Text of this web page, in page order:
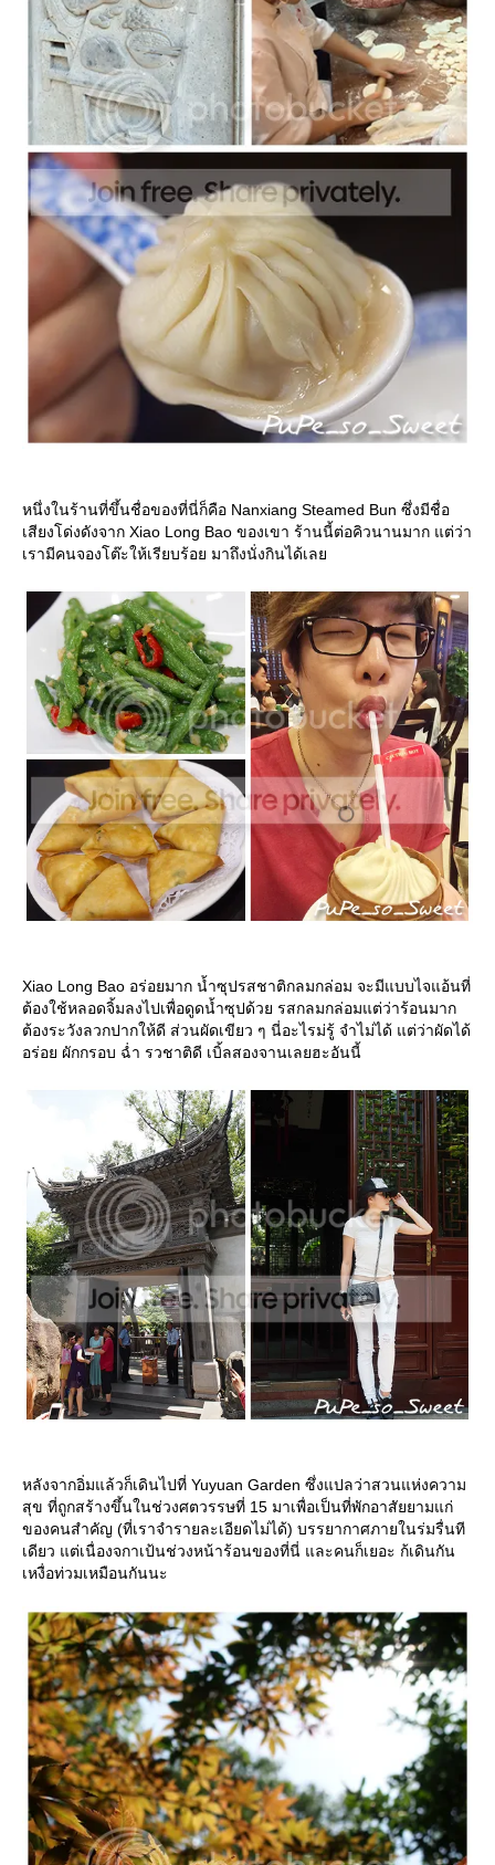
หนึ่งในร้านที่ขึ้นชื่อของที่นี่ก็คือ Nanxiang Steamed Bun ซึ่งมีชื่อ
เสียงโด่งดังจาก Xiao Long Bao ของเขา ร้านนี้ต่อคิวนานมาก แต่ว่า
เรามีคนจองโต๊ะให้เรียบร้อย มาถึงนั่งกินได้เล
Xiao Long Bao อร่อยมาก น้ำซุปรสชาติกลมกล่อม จะมีแบบไจแอ้นที่
ต้องใช้หลอดจิ้มลงไปเพื่อดูดน้ำซุปด้วย รสกลมกล่อมแต่ว่าร้อนมาก
ต้องระวังลวกปากให้ดี ส่วนผัดเขียว ๆ นี่อะไรม่รู้ จำไม่ได้ แต่ว่าผัดได้
อร่อย ผักกรอบ ฉ่ำ รวชาติดี เบิ้ลสองจานเลยฮะอันนี้
หลังจากอิ่มแล้วก็เดินไปที่ Yuyuan Garden ซึ่งแปลว่าสวนแห่งความ
สุข ที่ถูกสร้างขึ้นในช่วงศตวรรษที่ 15 มาเพื่อเป็นที่พักอาสัยยามแก่
ของคนสำคัญ (ที่เราจำรายละเอียดไม่ได้) บรรยากาศภายในร่มรื่นที
เดียว แต่เนื่องจกาเป้นช่วงหน้าร้อนของที่นี่ และคนก็เยอะ ก้เดินกัน
เหงื่อท่วมเหมือนกันนะ